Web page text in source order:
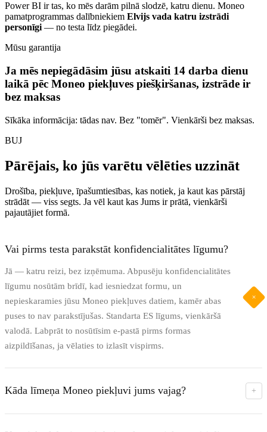
Power BI ir tas, ko mēs darām pilnā slodzē, katru dienu. Moneo
pamatprogrammas dalībniekiem Elvijs vada katru izstrādi
personīgi— no testa līdz piegādei.
Mūsu garantija
Ja mēs nepiegādāsim jūsu atskaiti 14 darba dienu
laikā pēc Moneo piekļuves piešķiršanas, izstrāde ir
bez maksas
Sīkāka informācija: tādas nav. Bez "tomēr". Vienkārši bez maksas.
BUJ
Pārējais, ko jūs varētu vēlēties uzzināt
Drošība, piekļuve, īpašumtiesības, kas notiek, ja kaut kas pārstāj
strādāt — viss segts. Ja vēl kaut kas Jums ir prātā, vienkārši
pajautājiet formā.
Vai pirms testa parakstāt konfidencialitātes līgumu?
Jā — katru reizi, bez izņēmuma. Abpusēju konfidencialitātes
līgumu nosūtām brīdī, kad iesniedzat formu, un
nepieskaramies jūsu Moneo piekļuves datiem, kamēr abas
puses to nav parakstījušas. Standarta ES līgums, vienkāršā
valodā. Labprāt to nosūtīsim e-pastā pirms formas
aizpildīšanas, ja vēlaties to izlasīt vispirms.
+
Kāda līmeņa Moneo piekļuvi jums vajag?
Tikai read-only API piekļuve. Moneo izsniedz šos
+